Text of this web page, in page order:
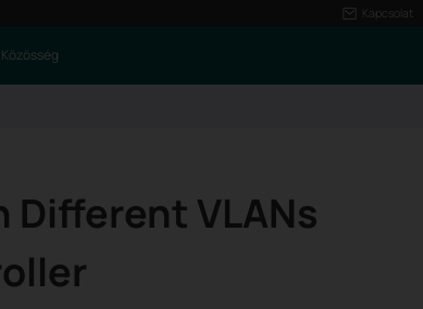
Kapcsolat
Közösség
Different VLANs